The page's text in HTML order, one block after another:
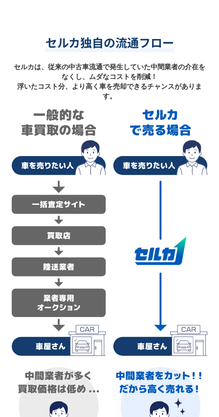
セルカ独自の流通フロー
セルカは、従来の中古車流通で発生していた中間業者の介在を
なくし、ムダなコストを削減！
浮いたコスト分、より高く車を売却できるチャンスがありま
す。